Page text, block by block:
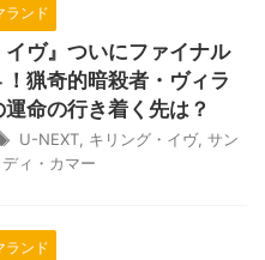
ランド
イヴ』ついにファイナル
猟奇的暗殺者・ヴィラ
命の行き着く先は？
U-NEXT キリング・イヴ, サン
ィ・カマー
ランド